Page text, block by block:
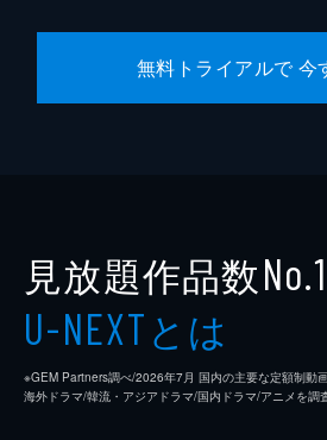
無料トライアルで 今
見放題作品数No.1
U-NEXTとは
※GEM Partners調べ/2026年7⽉ 国内の主要な定額制動
海外ドラマ/韓流・アジアドラマ/国内ドラマ/アニメを調